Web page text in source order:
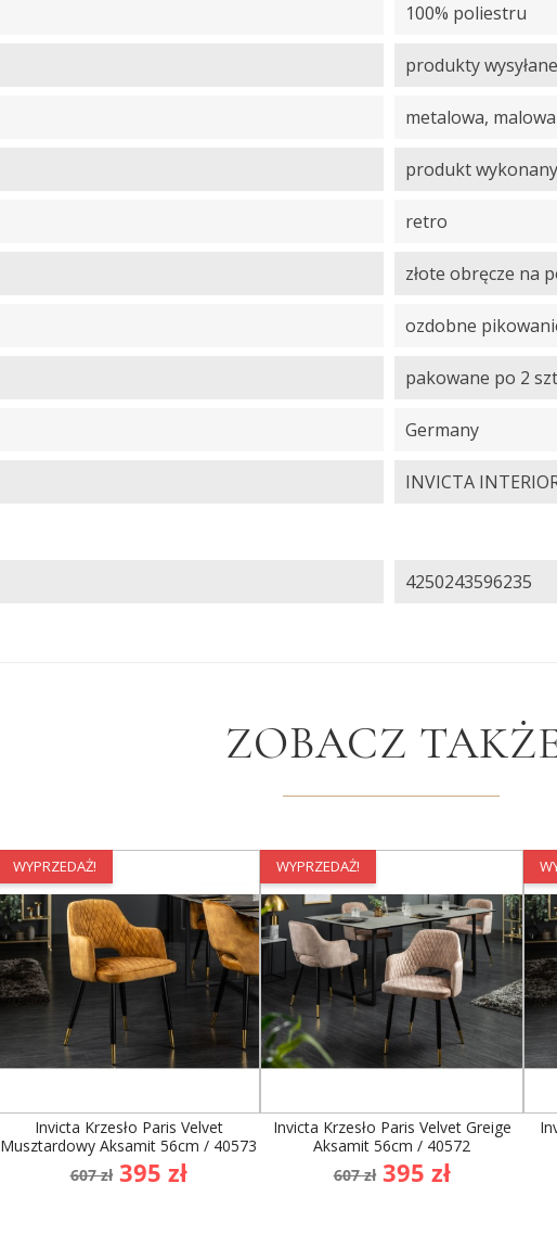
100% poliestru
produkty
metalowa,
produkt
retro
złote obręcze na
ozdobne
pakowane po 2
Germany
INVICTA
4250243596235
ZOBACZ
WYPRZEDAŻ!
Invicta Krzesło Paris Velvet
Musztardowy Aksamit 56cm / 40573
Cena
podstawowa
607 zł Cena
395 zł
WYPRZEDAŻ!
Invicta Krzesło Paris Velvet Greige
Aksamit 56cm / 40572
Cena
podstawowa
607 zł Cena
395 zł